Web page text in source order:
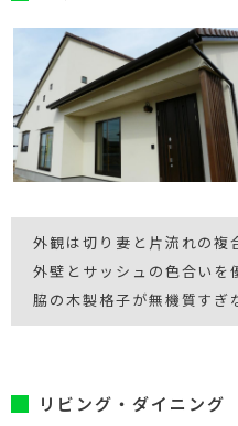
外観は切り妻と片流れの複
外壁とサッシュの色合いを
脇の木製格子が無機質すぎ
リビング・ダイニング